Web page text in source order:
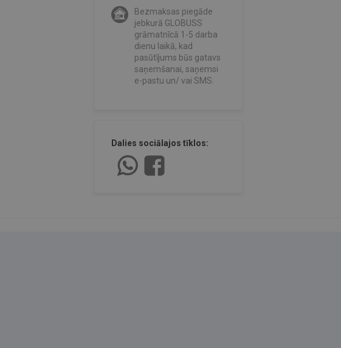
Bezmaksas piegāde
jebkurā GLOBUSS
grāmatnīcā 1-5 darba
dienu laikā, kad
pasūtījums būs gatavs
saņemšanai, saņemsi
e-pastu un/ vai SMS.
Dalies sociālajos tīklos: